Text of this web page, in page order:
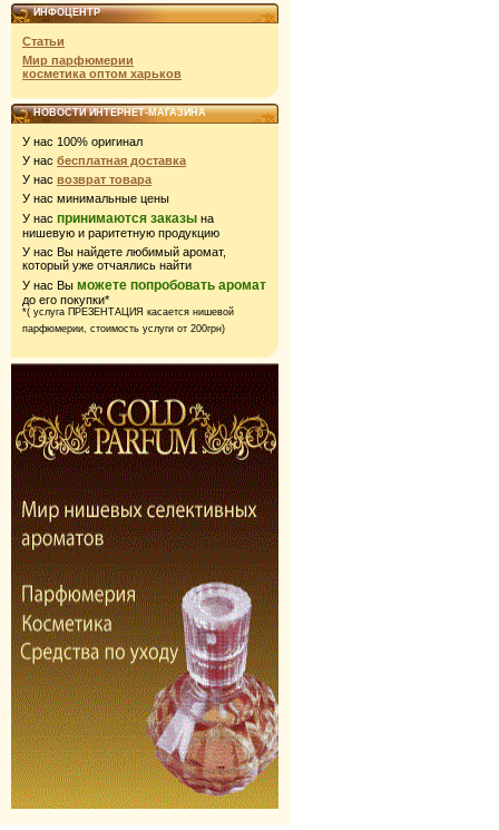
ИНФОЦЕНТР
Статьи
Мир парфюмерии
косметика оптом харьков
НОВОСТИ ИНТЕРНЕТ-МАГАЗИНА
У нас 100% оригинал
У нас бесплатная доставка
У нас возврат товара
У нас минимальные цены
У нас принимаются заказы на
нишевую и раритетную продукцию
У нас Вы найдете любимый аромат,
который уже отчаялись найти
У нас Вы можете попробовать аромат
до его покупки*
*( услуга ПРЕЗЕНТАЦИЯ касается нишевой
парфюмерии, стоимость услуги от 200грн)